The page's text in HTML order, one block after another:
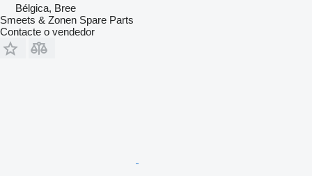
Bélgica, Bree
Smeets & Zonen Spare Parts
Contacte o vendedor